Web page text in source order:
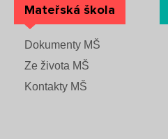
Historie školy
Sponzoři a spolupráce
Boj proti korupci
Mateřská škola
Dokumenty MŠ
Ze života MŠ
Kontakty MŠ